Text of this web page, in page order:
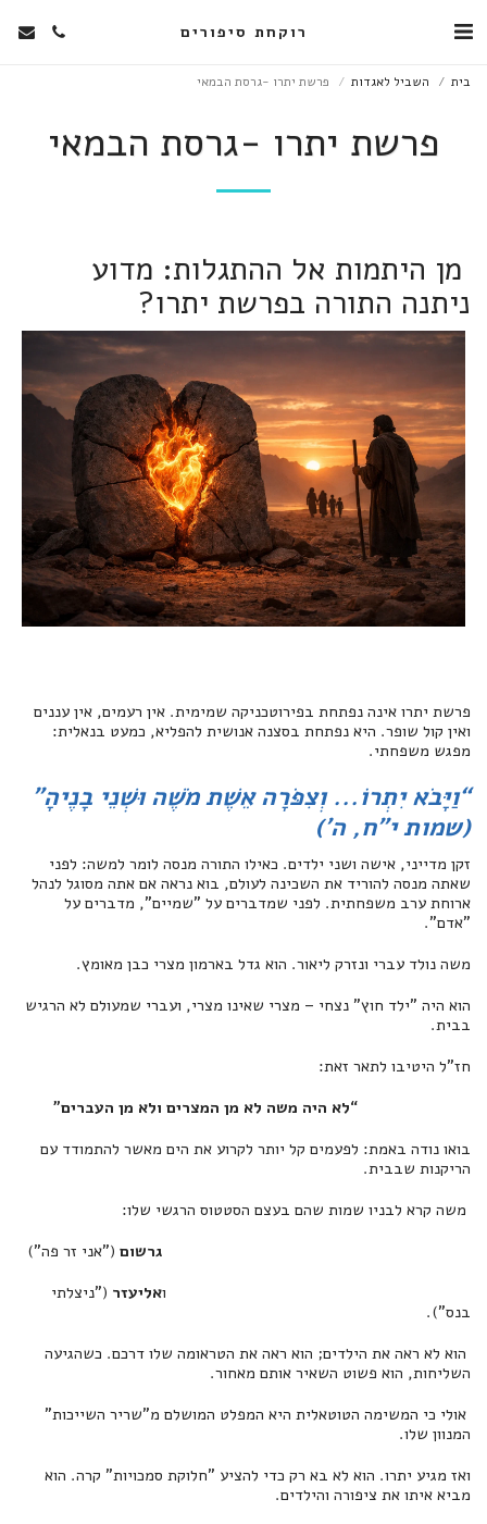
רוקחת סיפורים
בית השביל לאגדות פרשת יתרו -גרסת הבמאי
פרשת יתרו -גרסת הבמאי
מן היתמות אל ההתגלות: מדוע
ניתנה התורה בפרשת יתרו?
פרשת יתרו אינה נפתחת בפירוטכניקה שמימית. אין רעמים, אין עננים
ואין קול שופר. היא נפתחת בסצנה אנושית להפליא, כמעט בנאלית:
מפגש משפחתי.
“וַיָּבֹא יִתְרוֹ... וְצִפֹּרָה אֵשֶׁת מֹשֶׁה וּשְׁנֵי בָנֶיהָ”
(שמות י"ח, ה')
זקן מדייני, אישה ושני ילדים. כאילו התורה מנסה לומר למשה: לפני
שאתה מנסה להוריד את השכינה לעולם, בוא נראה אם אתה מסוגל לנהל
ארוחת ערב משפחתית. לפני שמדברים על "שמיים", מדברים על
"אדם".
משה נולד עברי ונזרק ליאור. הוא גדל בארמון מצרי כבן מאומץ.
הוא היה "ילד חוץ" נצחי – מצרי שאינו מצרי, ועברי שמעולם לא הרגיש
בבית.
חז"ל היטיבו לתאר זאת:
“לא היה משה לא מן המצרים ולא מן העברים”
בואו נודה באמת: לפעמים קל יותר לקרוע את הים מאשר להתמודד עם
הריקנות שבבית.
משה קרא לבניו שמות שהם בעצם הסטטוס הרגשי שלו:
גרשום ("אני זר פה")
ואליעזר ("ניצלתי
בנס").
הוא לא ראה את הילדים; הוא ראה את הטראומה שלו דרכם. כשהגיעה
השליחות, הוא פשוט השאיר אותם מאחור.
אולי כי המשימה הטוטאלית היא המפלט המושלם מ"שריר השייכות"
המנוון שלו.
ואז מגיע יתרו. הוא לא בא רק כדי להציע "חלוקת סמכויות" קרה. הוא
מביא איתו את ציפורה והילדים.